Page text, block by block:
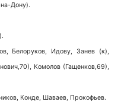
Дону).
Белоруков, Идову, Занев (к),
Комолов (Гащенков,69),
Конде, Шаваев, Прокофьев.